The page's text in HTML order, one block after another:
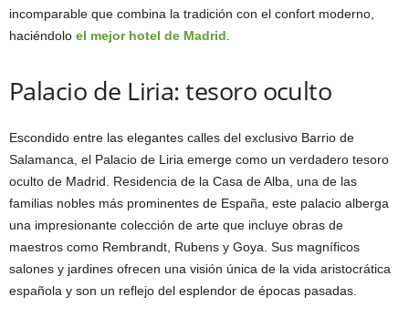
incomparable que combina la tradición con el confort moderno,
haciéndolo el mejor hotel de Madrid
Palacio de Liria: tesoro oculto
Escondido entre las elegantes calles del exclusivo Barrio de
Salamanca, el Palacio de Liria emerge como un verdadero tesoro
oculto de Madrid. Residencia de la Casa de Alba, una de las
familias nobles más prominentes de España, este palacio alberga
una impresionante colección de arte que incluye obras de
maestros como Rembrandt, Rubens y Goya. Sus magníficos
salones y jardines ofrecen una visión única de la vida aristocrática
española y son un reflejo del esplendor de épocas pasadas.